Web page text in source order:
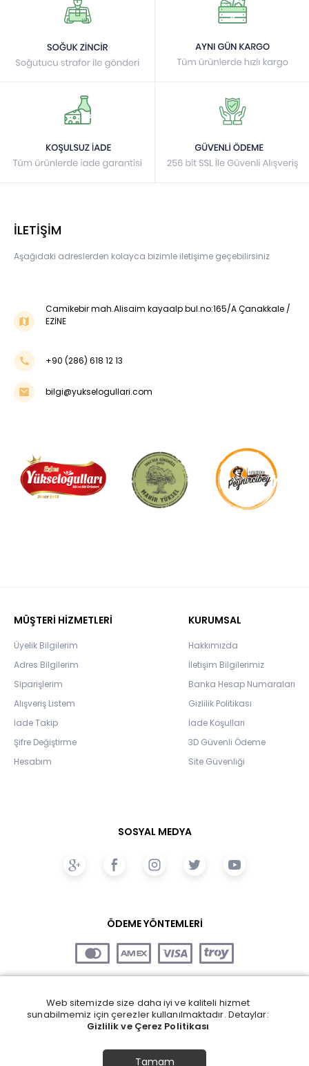
İLETİŞİM
Aşağıdaki adreslerden kolayca bizimle iletişime geçebilirsiniz
Camikebir mah.Alisaim kayaalp bul.no:165/A Çanakkale /
EZİNE
+90 (286) 618 12 13
bilgi@yukselogullari.com
MÜŞTERİ HİZMETLERİ
Üyelik Bilgilerim
Adres Bilgilerim
Siparişlerim
Alışveriş Listem
İade Takip
Şifre Değiştirme
Hesabım
KURUMSAL
Hakkımızda
İletişim Bilgilerimiz
Banka Hesap Numaraları
Gizlilik Politikası
İade Koşulları
3D Güvenli Ödeme
Site Güvenliği
SOSYAL MEDYA
ÖDEME YÖNTEMLERİ
Web sitemizde size daha iyi ve kaliteli hizmet
sunabilmemiz için çerezler kullanılmaktadır. Detaylar:
Gizlilik ve Çerez Politikası
Tamam